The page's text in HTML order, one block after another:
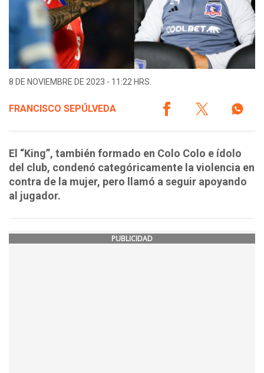
8 DE NOVIEMBRE DE 2023 - 11:22 HRS.
FRANCISCO SEPÚLVEDA
El “King”, también formado en Colo Colo e ídolo
del club, condenó categóricamente la violencia en
contra de la mujer, pero llamó a seguir apoyando
al jugador.
PUBLICIDAD